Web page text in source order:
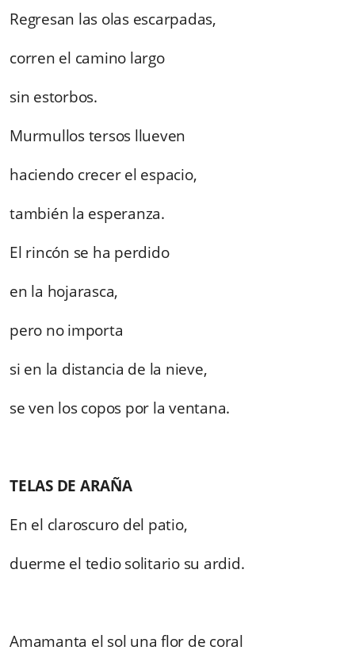
Regresan las olas escarpadas,
corren el camino largo
sin estorbos.
Murmullos tersos llueven
haciendo crecer el espacio,
también la esperanza.
El rincón se ha perdido
en la hojarasca,
pero no importa
si en la distancia de la nieve,
se ven los copos por la ventana.
TELAS DE ARAÑA
En el claroscuro del patio,
duerme el tedio solitario su ardid.
Amamanta el sol una flor de coral